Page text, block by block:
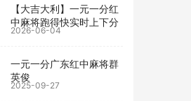
【大吉大利】一元一分红
中麻将跑得快实时上下分
2026-06-04
一元一分广东红中麻将群
英俊
2025-09-27